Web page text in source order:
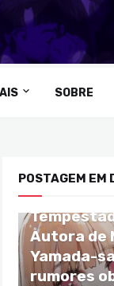
SOBRE
POSTAGEM EM
Autora de
Yamada-
rumores